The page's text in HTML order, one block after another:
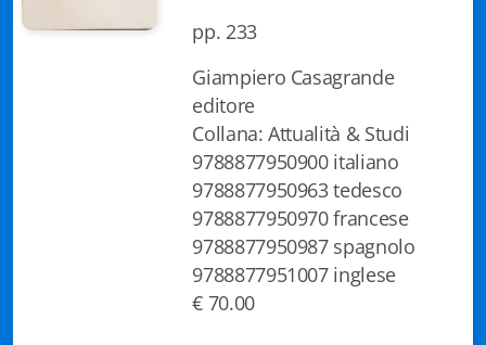
pp. 233
Giampiero Casagrande
editore
Collana: Attualità & Studi
9788877950900 italiano
9788877950963 tedesco
9788877950970 francese
9788877950987 spagnolo
9788877951007 inglese
€ 70.00
Giampiero Casagrande editore
Biblioteca letteraria Nord-Sud